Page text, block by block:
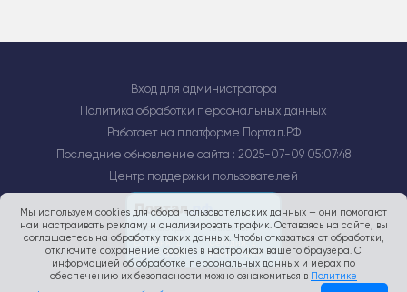
Мы используем cookies для сбора пользовательских данных — они помогают
нам настраивать рекламу и анализировать трафик. Оставаясь на сайте, вы
соглашаетесь на обработку таких данных. Чтобы отказаться от обработки,
отключите сохранение cookies в настройках вашего браузера. С
информацией об обработке персональных данных и мерах по
обеспечению их безопасности можно ознакомиться в Политике
Вход для администратора
Политика обработки персональных данных
Работает на платформе Портал.РФ
Последние обновление сайта : 2025-07-09 05:07:48
Центр поддержки пользователей